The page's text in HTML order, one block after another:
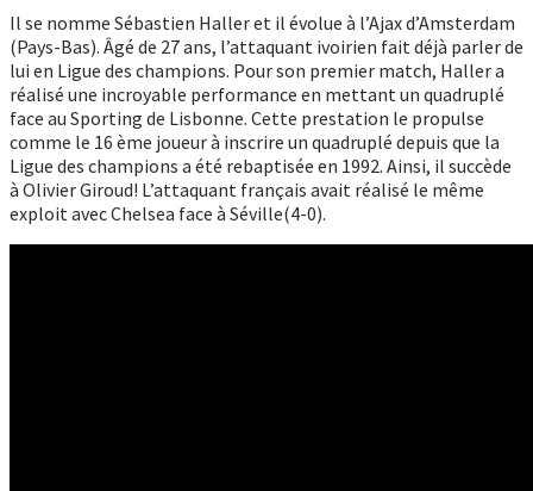
Il se nomme Sébastien Haller et il évolue à l’Ajax d’Amsterdam
(Pays-Bas). Âgé de 27 ans, l’attaquant ivoirien fait déjà parler de
lui en Ligue des champions. Pour son premier match, Haller a
réalisé une incroyable performance en mettant un quadruplé
face au Sporting de Lisbonne. Cette prestation le propulse
comme le 16 ème joueur à inscrire un quadruplé depuis que la
Ligue des champions a été rebaptisée en 1992. Ainsi, il succède
à Olivier Giroud! L’attaquant français avait réalisé le même
exploit avec Chelsea face à Séville(4-0).